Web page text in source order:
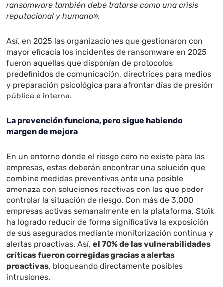
ransomware también debe tratarse como una crisis
reputacional y humana».
Así, en 2025 las organizaciones que gestionaron con
mayor eficacia los incidentes de ransomware en 2025
fueron aquellas que disponían de protocolos
predefinidos de comunicación, directrices para medios
y preparación psicológica para afrontar días de presión
pública e interna.
La prevención funciona, pero sigue habiendo
margen de mejora
En un entorno donde el riesgo cero no existe para las
empresas, estas deberán encontrar una solución que
combine medidas preventivas ante una posible
amenaza con soluciones reactivas con las que poder
controlar la situación de riesgo. Con más de 3.000
empresas activas semanalmente en la plataforma, Stoïk
ha logrado reducir de forma significativa la exposición
de sus asegurados mediante monitorización continua y
alertas proactivas. Así,el 70% de las vulnerabilidades
críticas fueron corregidas gracias a alertas
proactivas, bloqueando directamente posibles
intrusiones.